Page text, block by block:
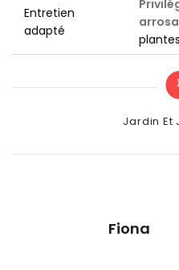
Entretien
adapté
plantes
Categories
Jardin Et
Fiona